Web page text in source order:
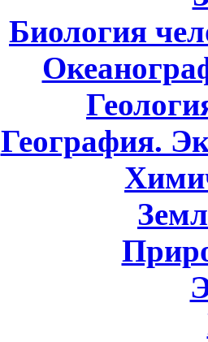
Биология
География.